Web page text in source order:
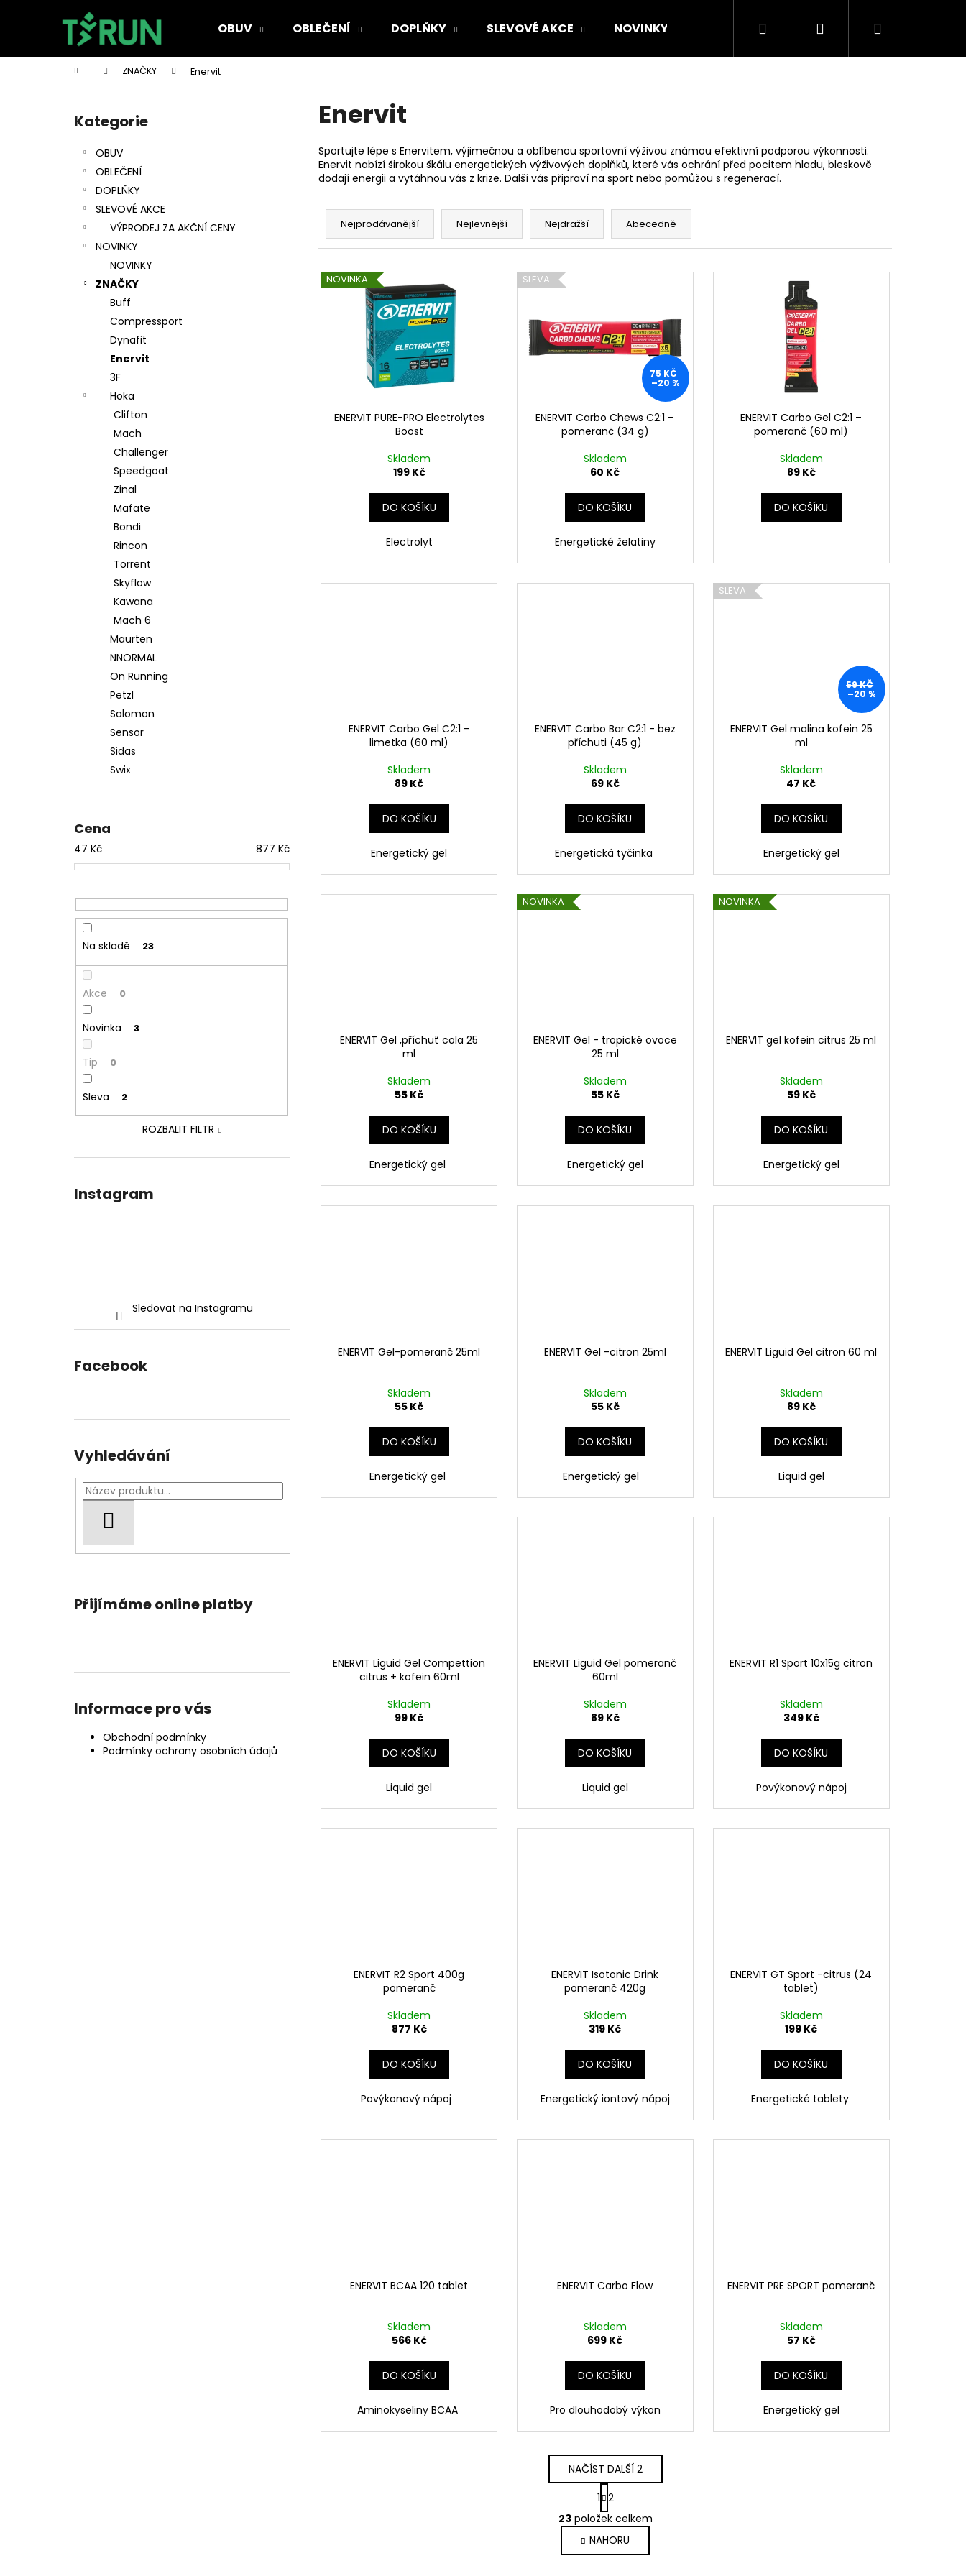
OBUV OBLEČENÍ DOPLŇKY SLEVOVÉ AKCE NOVINKY KOMUNITA
Hledat PřihlášeníNákupní
Domů ZNAČKY Enervit
Přeskočit
kategorie
Kategorie
OBUV
OBLEČENÍ
DOPLŇKY
SLEVOVÉ AKCE
VÝPRODEJ ZA AKČNÍ CENY
NOVINKY
NOVINKY
ZNAČKY
Buff
Compressport
Dynafit
Enervit
3F
Hoka
Clifton
Mach
Challenger
Speedgoat
Zinal
Mafate
Bondi
Rincon
Torrent
Skyflow
Kawana
Mach 6
Maurten
NNORMAL
On Running
Petzl
Salomon
Sensor
Sidas
Swix
Cena
47 Kč 877 Kč
Na skladě 23
Akce 0
Novinka 3
Tip 0
Sleva 2
ROZBALIT FILTR
Instagram
Sledovat na Instagramu
Facebook
Vyhledávání
Přijímáme online platby
Informace pro vás
Obchodní podmínky
Podmínky ochrany osobních údajů
Enervit
Sportujte lépe s Enervitem, výjimečnou a oblíbenou sportovní výživou známou efektivní podporou výkonnosti.
Enervit nabízí širokou škálu energetických výživových doplňků, které vás ochrání před pocitem hladu, bleskově
dodají energii a vytáhnou vás z krize. Další vás připraví na sport nebo pomůžou s regenerací.
Ř
z
n
Nejprodávanější Nejlevnější Nejdražší Abecedně
V
ýNOVINKA
ENERVIT PURE-PRO Electrolytes
Boost
Skladem
199 Kč
DO KOŠÍKU
Electrolyt
SLEVA
75 KČ
–20 %
ENERVIT Carbo Chews C2:1 –
pomeranč (34 g)
Skladem
60 Kč
DO KOŠÍKU
Energetické želatiny
ENERVIT Carbo Gel C2:1 –
pomeranč (60 ml)
Skladem
89 Kč
DO KOŠÍKU
ENERVIT Carbo Gel C2:1 –
limetka (60 ml)
Skladem
89 Kč
DO KOŠÍKU
Energetický gel
ENERVIT Carbo Bar C2:1 - bez
příchuti (45 g)
Skladem
69 Kč
DO KOŠÍKU
Energetická tyčinka
SLEVA
59 KČ
–20 %
ENERVIT Gel malina kofein 25
ml
Skladem
47 Kč
DO KOŠÍKU
Energetický gel
ENERVIT Gel ,příchuť cola 25
ml
Skladem
55 Kč
DO KOŠÍKU
Energetický gel
NOVINKA
ENERVIT Gel - tropické ovoce
25 ml
Skladem
55 Kč
DO KOŠÍKU
Energetický gel
NOVINKA
ENERVIT gel kofein citrus 25 ml
Skladem
59 Kč
DO KOŠÍKU
Energetický gel
ENERVIT Gel-pomeranč 25ml
Skladem
55 Kč
DO KOŠÍKU
Energetický gel
ENERVIT Gel -citron 25ml
Skladem
55 Kč
DO KOŠÍKU
Energetický gel
ENERVIT Liguid Gel citron 60 ml
Skladem
89 Kč
DO KOŠÍKU
Liquid gel
ENERVIT Liguid Gel Compettion
citrus + kofein 60ml
Skladem
99 Kč
DO KOŠÍKU
Liquid gel
ENERVIT Liguid Gel pomeranč
60ml
Skladem
89 Kč
DO KOŠÍKU
Liquid gel
ENERVIT R1 Sport 10x15g citron
Skladem
349 Kč
DO KOŠÍKU
Povýkonový nápoj
ENERVIT R2 Sport 400g
pomeranč
Skladem
877 Kč
DO KOŠÍKU
Povýkonový nápoj
ENERVIT Isotonic Drink
pomeranč 420g
Skladem
319 Kč
DO KOŠÍKU
Energetický iontový nápoj
ENERVIT GT Sport -citrus (24
tablet)
Skladem
199 Kč
DO KOŠÍKU
Energetické tablety
ENERVIT BCAA 120 tablet
Skladem
566 Kč
DO KOŠÍKU
Aminokyseliny BCAA
ENERVIT Carbo Flow
Skladem
699 Kč
DO KOŠÍKU
Pro dlouhodobý výkon
ENERVIT PRE SPORT pomeranč
Skladem
57 Kč
DO KOŠÍKU
Energetický gel
O
v
l
á
NAČÍST DALŠÍ 2
S
t
r
á
n
k
1 2
23položek celkem
NAHORU
í
do
do